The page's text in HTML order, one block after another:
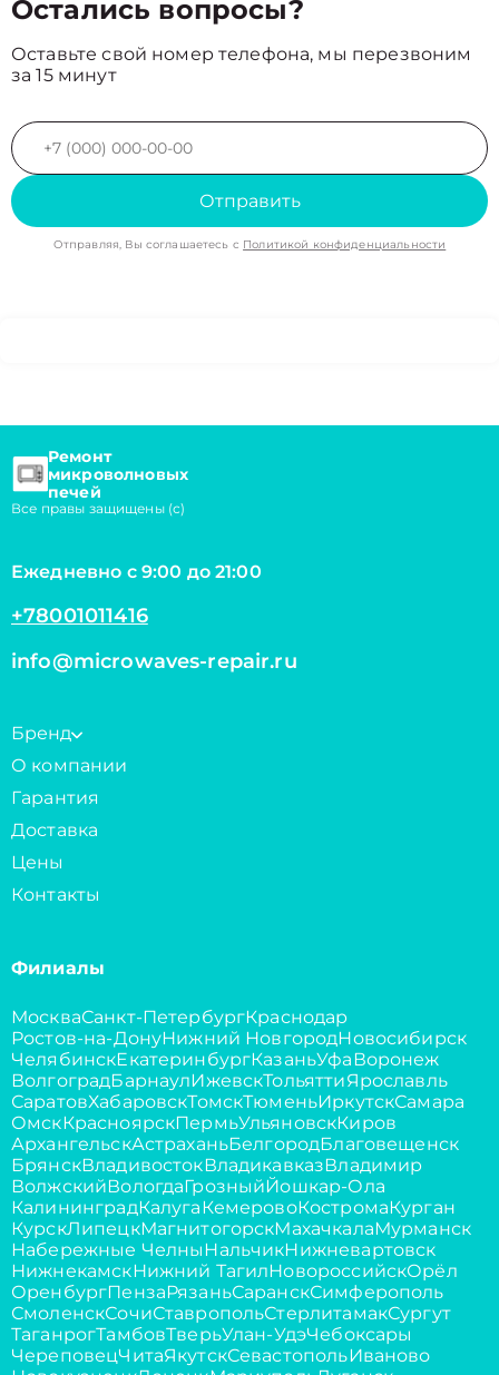
Остались вопросы?
Оставьте свой номер телефона, мы перезвоним
за 15 минут
Отправить
Отправляя, Вы соглашаетесь с Политикой конфиденциальности
Ремонт
микроволновых
печей
Все правы защищены (с)
Ежедневно с 9:00 до 21:00
+78001011416
info@microwaves-repair.ru
Бренд
О компании
Гарантия
Доставка
Цены
Контакты
Филиалы
МоскваСанкт-ПетербургКраснодар
Ростов-на-ДонуНижний НовгородНовосибирск
ЧелябинскЕкатеринбургКазаньУфаВоронеж
ВолгоградБарнаулИжевскТольяттиЯрославль
СаратовХабаровскТомскТюменьИркутскСамара
ОмскКрасноярскПермьУльяновскКиров
АрхангельскАстраханьБелгородБлаговещенск
БрянскВладивостокВладикавказВладимир
ВолжскийВологдаГрозныйЙошкар-Ола
КалининградКалугаКемеровоКостромаКурган
КурскЛипецкМагнитогорскМахачкалаМурманск
Набережные ЧелныНальчикНижневартовск
НижнекамскНижний ТагилНовороссийскОрёл
ОренбургПензаРязаньСаранскСимферополь
СмоленскСочиСтавропольСтерлитамакСургут
ТаганрогТамбовТверьУлан-УдэЧебоксары
ЧереповецЧитаЯкутскСевастопольИваново